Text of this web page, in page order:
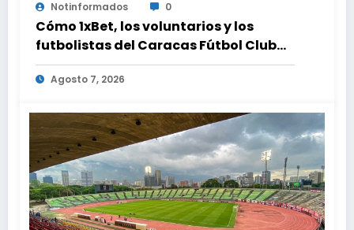
Notinformados 0
Cómo 1xBet, los voluntarios y los
futbolistas del Caracas Fútbol Club
juntaron fuerzas para ayudar a las
familias de Venezuela
Agosto 7, 2026